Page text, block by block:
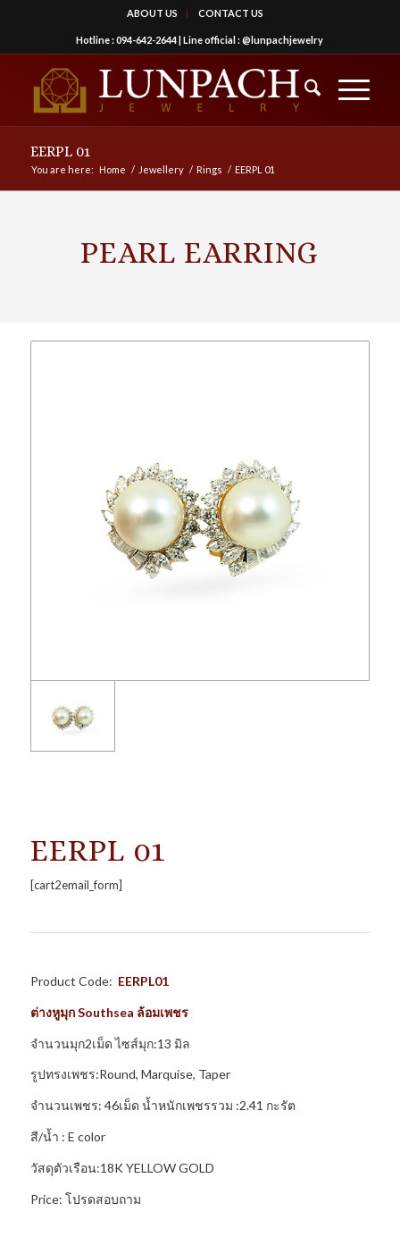
ABOUT US CONTACT US
Hotline :094-642-2644| Line official :@lunpachjewelry
EERPL 01
You are here: Home / Jewellery / Rings / EERPL 01
PEARL EARRING
EERPL 01
[cart2email_form]
Product Code: EERPL01
ต่างหูมุกSouthsea ล้อมเพชร
จำนวนมุก2เม็ด ไซส์มุก:13 มิล
รูปทรงเพชร:Round, Marquise, Taper
จำนวนเพชร: 46เม็ด น้ำหนักเพชรรวม :2.41 กะรัต
สี/น้ำ : E color
วัสดุตัวเรือน:18K YELLOW GOLD
Price: โปรดสอบถาม